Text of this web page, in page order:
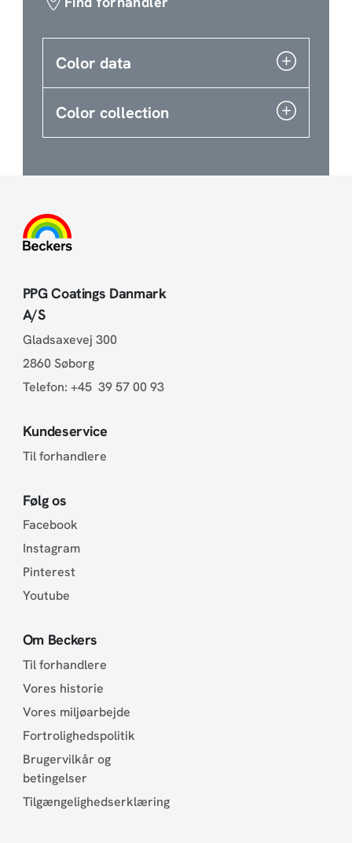
Color data
Color collection
PPG Coatings Danmark
A/S
Gladsaxevej 300
2860 Søborg
Telefon: +45 39 57 00 93
Kundeservice
Til forhandlere
Følg os
Facebook
Instagram
Pinterest
Youtube
Om Beckers
Til forhandlere
Vores historie
Vores miljøarbejde
Fortrolighedspolitik
Brugervilkår og
betingelser
Tilgængelighedserklæring